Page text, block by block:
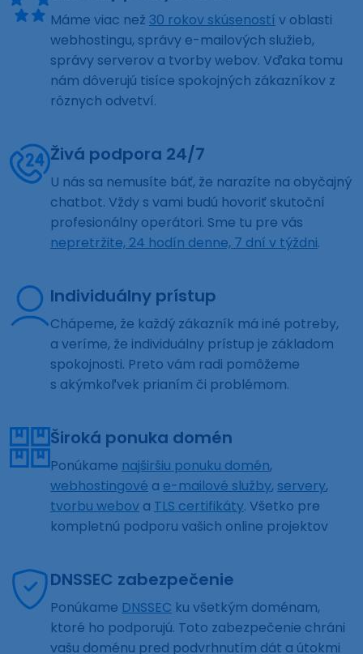
Máme viac než 30 rokov skúseností v oblasti
webhostingu, správy e-mailových služieb,
správy serverov a tvorby webov. Vďaka tomu
nám dôverujú tisíce spokojných zákazníkov z
rôznych odvetví.
Živá podpora 24/7
U nás sa nemusíte báť, že narazíte na obyčajný
chatbot. Vždy s vami budú hovoriť skutoční
profesionálny operátori. Sme tu pre vás
nepretržite, 24 hodín denne, 7 dní v týždni.
Individuálny prístup
Chápeme, že každý zákazník má iné potreby,
a veríme, že individuálny prístup je základom
spokojnosti. Preto vám radi pomôžeme
s akýmkoľvek prianím či problémom.
Široká ponuka domén
Ponúkame najširšiu ponuku domén,
webhostingové a e-mailové služby, servery,
tvorbu webov a TLS certifikáty. Všetko pre
kompletnú podporu vašich online projektov
DNSSEC zabezpečenie
Ponúkame DNSSEC ku všetkým doménam,
ktoré ho podporujú. Toto zabezpečenie chráni
vašu doménu pred podvrhnutím dát a útokmi